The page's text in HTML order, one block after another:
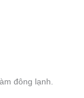
đông lạnh.